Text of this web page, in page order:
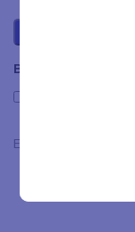
Beoordelingen
Er zijn nog geen